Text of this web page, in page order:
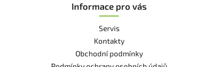
Informace pro vás
Servis
Kontakty
Obchodní podmínky